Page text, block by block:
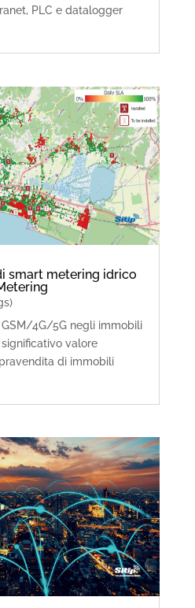
PLC e datalogger
smart metering idrico
GSM/4G/5G negli immobili
valore
di immobili